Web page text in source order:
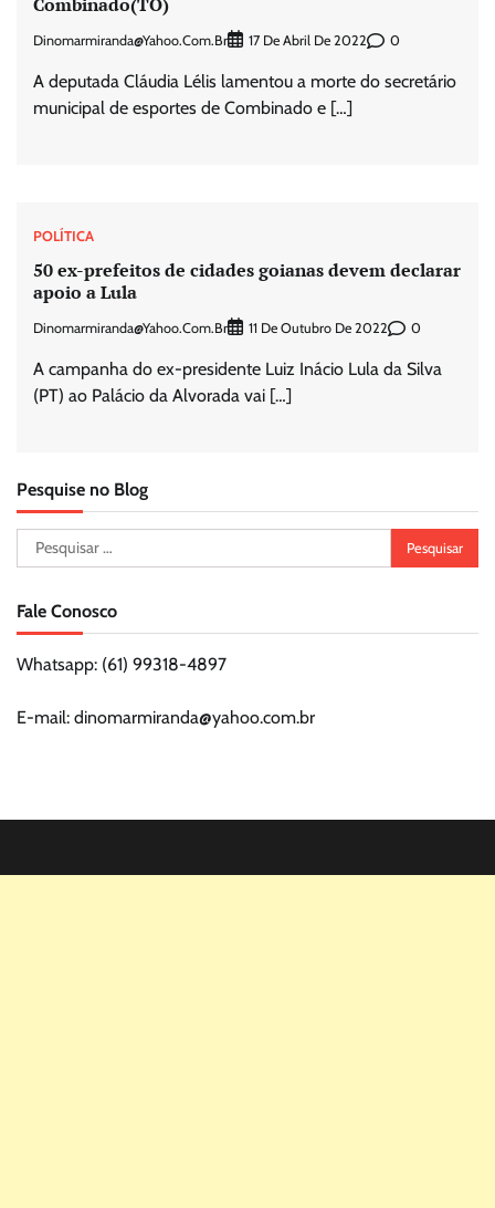
Dinomarmiranda@yahoo.com.br 17 De Abril De 2022 0
A deputada Cláudia Lélis lamentou a morte do secretário
municipal de esportes de Combinado e […]
POLÍTICA
50 ex-prefeitos de cidades goianas devem declarar
apoio a Lula
Dinomarmiranda@yahoo.com.br 11 De Outubro De 2022 0
A campanha do ex-presidente Luiz Inácio Lula da Silva
(PT) ao Palácio da Alvorada vai […]
Pesquise no Blog
Pesquisar
por:
Fale Conosco
Whatsapp: (61) 99318-4897
E-mail: dinomarmiranda@yahoo.com.br